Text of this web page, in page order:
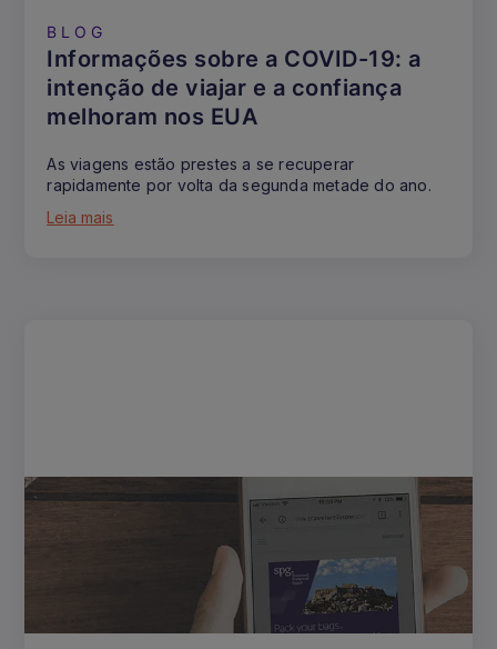
BLOG
Informações sobre a COVID-19: a
intenção de viajar e a confiança
melhoram nos EUA
As viagens estão prestes a se recuperar
rapidamente por volta da segunda metade do ano.
Leia mais